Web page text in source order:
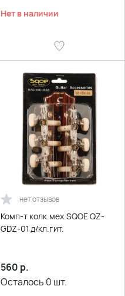
Нет в наличии
нет отзывов
Комп-т колк.мех.SQOE QZ-
GDZ-01 д/кл.гит.
560 р.
Осталось 0 шт.